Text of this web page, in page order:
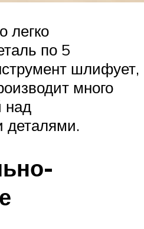
легко
по 5
шлифует,
много
над
деталями.